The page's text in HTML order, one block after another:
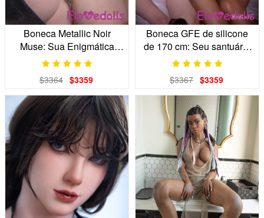
Boneca Metallic Noir
Muse: Sua Enigmática
Parceira Cyberpunk
$3364 $3359
Boneca GFE de silicone
de 170 cm: Seu santuário
íntimo
$3367 $3359